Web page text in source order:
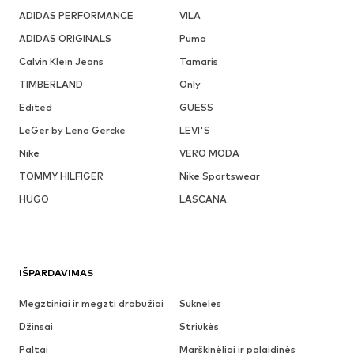
ADIDAS PERFORMANCE
VILA
ADIDAS ORIGINALS
Puma
Calvin Klein Jeans
Tamaris
TIMBERLAND
Only
Edited
GUESS
LeGer by Lena Gercke
LEVI'S
Nike
VERO MODA
TOMMY HILFIGER
Nike Sportswear
HUGO
LASCANA
IŠPARDAVIMAS
Megztiniai ir megzti drabužiai
Suknelės
Džinsai
Striukės
Paltai
Marškinėliai ir palaidinės